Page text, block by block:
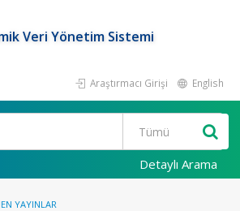
Veri Yönetim Sistemi
Araştırmacı Girişi English
Detaylı Arama
YAYINLAR